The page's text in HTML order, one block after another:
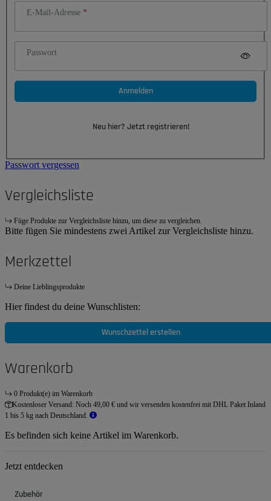
E-Mail-Adresse
Passwort
Anmelden
Neu hier? Jetzt registrieren!
Passwort vergessen
Vergleichsliste
Füge Produkte zur Vergleichsliste hinzu, um diese zu vergleichen.
Bitte fügen Sie mindestens zwei Artikel zur Vergleichsliste hinzu.
Merkzettel
Deine Lieblingsprodukte
Hier findest du deine Wunschlisten:
Wunschzettel erstellen
Warenkorb
0 Produkt(e) im Warenkorb
Kostenloser Versand: Noch 49,00 € und wir versenden kostenfrei mit DHL Paket Inland
1 bis 5 kg nach Deutschland.
Es befinden sich keine Artikel im Warenkorb.
Jetzt entdecken
Zubehör